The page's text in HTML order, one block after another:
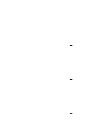
-
-
-